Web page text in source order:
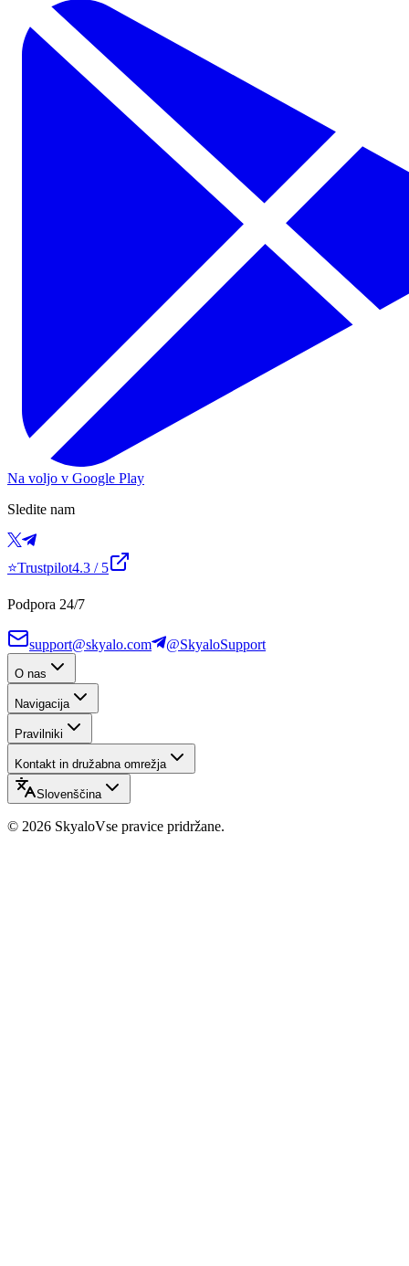
Na voljo v Google Play
Sledite nam
⭐Trustpilot4.3 / 5
Podpora 24/7
support@skyalo.com @SkyaloSupport
O nas
Navigacija
Pravilniki
Kontakt in družabna omrežja
Slovenščina
© 2026 SkyaloVse pravice pridržane.